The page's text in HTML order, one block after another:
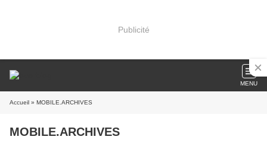
Publicité
MENU
Accueil » MOBILE.ARCHIVES
MOBILE.ARCHIVES